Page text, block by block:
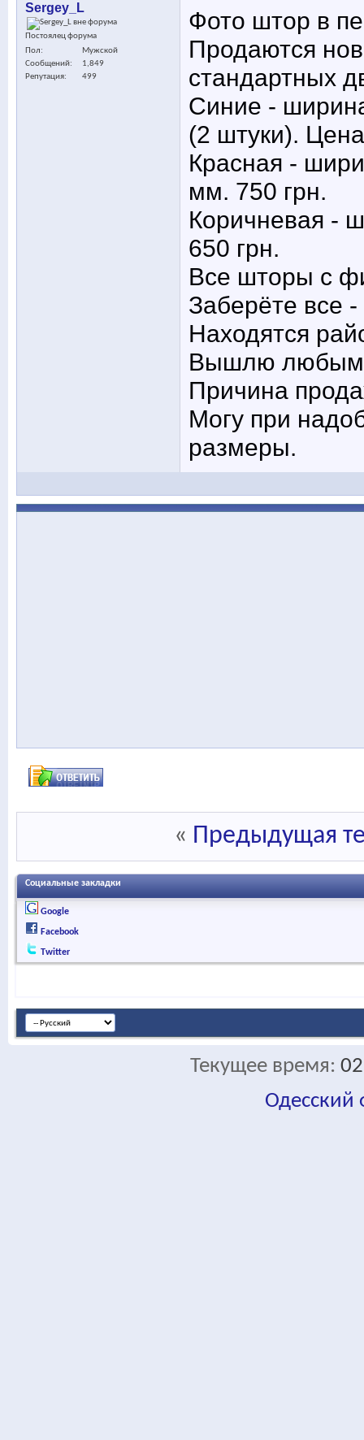
Sergey_L
Постоялец форума
Пол
Мужской
Сообщений
1,849
Репутация
499
Фото штор в
Продаются
стандартных
Синие -
(2 штуки).
Красная -
мм. 750 грн.
Коричневая -
650 грн.
Все шторы с
Заберёте все -
Находятся
Вышлю любым
Причина
Могу при
размеры.
« Предыдущая
Социальные закладки
Google
Facebook
Twitter
Текущее время:
Одесский